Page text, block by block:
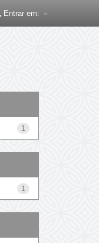
Entrar em:
1
1